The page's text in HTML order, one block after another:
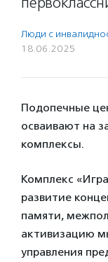
Люди с
18.06.2025
Подопечные
осваивают на
комплексы.
Комплекс
развитие
памяти,
активизацию
управления